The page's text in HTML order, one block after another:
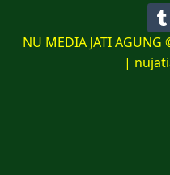
NU MEDIA JATI
|